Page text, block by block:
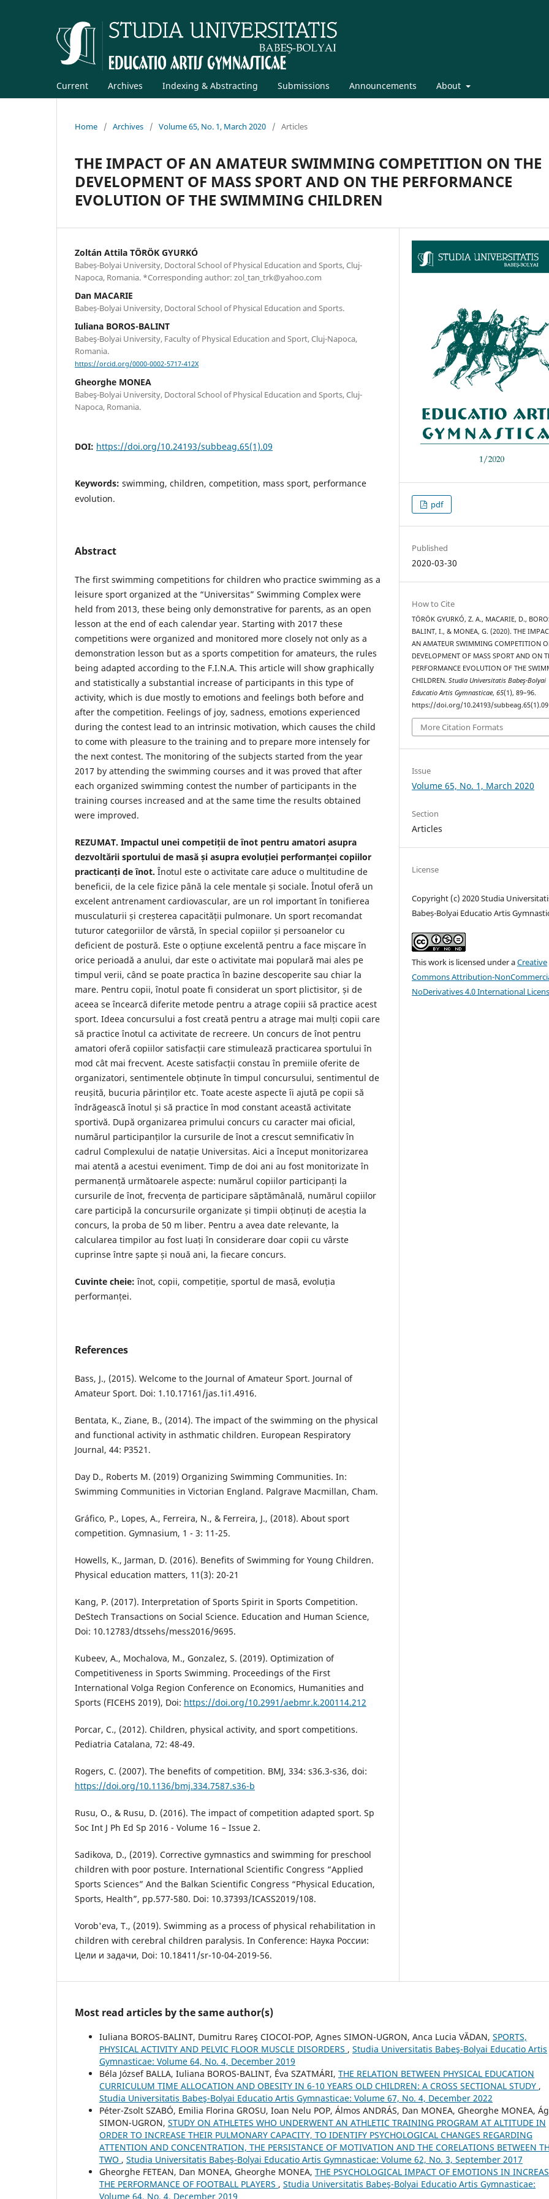
Current Archives Indexing & Abstracting Submissions Announcements About
Home / Archives / Volume 65, No. 1, March 2020 / Articles
THE IMPACT OF AN AMATEUR SWIMMING COMPETITION ON THE
DEVELOPMENT OF MASS SPORT AND ON THE PERFORMANCE
EVOLUTION OF THE SWIMMING CHILDREN
Zoltán Attila TÖRÖK GYURKÓ
Babeș-Bolyai University, Doctoral School of Physical Education and Sports, Cluj-
Napoca, Romania. *Corresponding author: zol_tan_trk@yahoo.com
Dan MACARIE
Babeș-Bolyai University, Doctoral School of Physical Education and Sports.
Iuliana BOROS-BALINT
Babeş-Bolyai University, Faculty of Physical Education and Sport, Cluj-Napoca,
Romania.
https://orcid.org/0000-0002-5717-412X
Gheorghe MONEA
Babeş-Bolyai University, Doctoral School of Physical Education and Sports, Cluj-
Napoca, Romania.
DOI: https://doi.org/10.24193/subbeag.65(1).09
Keywords: swimming, children, competition, mass sport, performance
evolution.
Abstract
The first swimming competitions for children who practice swimming as a
leisure sport organized at the “Universitas” Swimming Complex were
held from 2013, these being only demonstrative for parents, as an open
lesson at the end of each calendar year. Starting with 2017 these
competitions were organized and monitored more closely not only as a
demonstration lesson but as a sports competition for amateurs, the rules
being adapted according to the F.I.N.A. This article will show graphically
and statistically a substantial increase of participants in this type of
activity, which is due mostly to emotions and feelings both before and
after the competition. Feelings of joy, sadness, emotions experienced
during the contest lead to an intrinsic motivation, which causes the child
to come with pleasure to the training and to prepare more intensely for
the next contest. The monitoring of the subjects started from the year
2017 by attending the swimming courses and it was proved that after
each organized swimming contest the number of participants in the
training courses increased and at the same time the results obtained
were improved.
REZUMAT. Impactul unei competiții de ȋnot pentru amatori asupra
dezvoltǎrii sportului de masǎ și asupra evoluției performanței copiilor
practicanți de ȋnot. Ȋnotul este o activitate care aduce o multitudine de
beneficii, de la cele fizice până la cele mentale și sociale. Înotul oferă un
excelent antrenament cardiovascular, are un rol important în tonifierea
musculaturii și creșterea capacității pulmonare. Un sport recomandat
tuturor categoriilor de vârstă, în special copiilor și persoanelor cu
deficient de postură. Este o opțiune excelentă pentru a face mișcare în
orice perioadă a anului, dar este o activitate mai populară mai ales pe
timpul verii, când se poate practica în bazine descoperite sau chiar la
mare. Pentru copii, înotul poate fi considerat un sport plictisitor, și de
aceea se încearcă diferite metode pentru a atrage copiii să practice acest
sport. Ideea concursului a fost creată pentru a atrage mai mulți copii care
să practice înotul ca activitate de recreere. Un concurs de înot pentru
amatori oferă copiilor satisfacții care stimulează practicarea sportului în
mod cât mai frecvent. Aceste satisfacții constau în premiile oferite de
organizatori, sentimentele obținute în timpul concursului, sentimentul de
reușită, bucuria părinților etc. Toate aceste aspecte ȋi ajutǎ pe copii să
îndrăgească înotul și să practice în mod constant această activitate
sportivă. După organizarea primului concurs cu caracter mai oficial,
numărul participanților la cursurile de înot a crescut semnificativ în
cadrul Complexului de natație Universitas. Aici a început monitorizarea
mai atentă a acestui eveniment. Timp de doi ani au fost monitorizate în
permanență următoarele aspecte: numărul copiilor participanți la
cursurile de înot, frecvența de participare săptămânală, numărul copiilor
care participă la concursurile organizate și timpii obținuți de aceștia la
concurs, la proba de 50 m liber. Pentru a avea date relevante, la
calcularea timpilor au fost luați în considerare doar copii cu vârste
cuprinse între șapte și nouă ani, la fiecare concurs.
Cuvinte cheie: ȋnot, copii, competiție, sportul de masǎ, evoluția
performanței.
References
Bass, J., (2015). Welcome to the Journal of Amateur Sport. Journal of
Amateur Sport. Doi: 1.10.17161/jas.1i1.4916.
Bentata, K., Ziane, B., (2014). The impact of the swimming on the physical
and functional activity in asthmatic children. European Respiratory
Journal, 44: P3521.
Day D., Roberts M. (2019) Organizing Swimming Communities. In:
Swimming Communities in Victorian England. Palgrave Macmillan, Cham.
Gráfico, P., Lopes, A., Ferreira, N., & Ferreira, J., (2018). About sport
competition. Gymnasium, 1 - 3: 11-25.
Howells, K., Jarman, D. (2016). Benefits of Swimming for Young Children.
Physical education matters, 11(3): 20-21
Kang, P. (2017). Interpretation of Sports Spirit in Sports Competition.
DeStech Transactions on Social Science. Education and Human Science,
Doi: 10.12783/dtssehs/mess2016/9695.
Kubeev, A., Mochalova, M., Gonzalez, S. (2019). Optimization of
Competitiveness in Sports Swimming. Proceedings of the First
International Volga Region Conference on Economics, Humanities and
Sports (FICEHS 2019), Doi: https://doi.org/10.2991/aebmr.k.200114.212
Porcar, C., (2012). Children, physical activity, and sport competitions.
Pediatria Catalana, 72: 48-49.
Rogers, C. (2007). The benefits of competition. BMJ, 334: s36.3-s36, doi:
https://doi.org/10.1136/bmj.334.7587.s36-b
Rusu, O., & Rusu, D. (2016). The impact of competition adapted sport. Sp
Soc Int J Ph Ed Sp 2016 - Volume 16 – Issue 2.
Sadikova, D., (2019). Corrective gymnastics and swimming for preschool
children with poor posture. International Scientific Congress “Applied
Sports Sciences” And the Balkan Scientific Congress “Physical Education,
Sports, Health”, pp.577-580. Doi: 10.37393/ICASS2019/108.
Vorob'eva, T., (2019). Swimming as a process of physical rehabilitation in
children with cerebral children paralysis. In Conference: Наука России:
Цели и задачи, Doi: 10.18411/sr-10-04-2019-56.
pdf
Published
2020-03-30
How to Cite
TÖRÖK GYURKÓ, Z. A., MACARIE, D.,
BALINT, I., & MONEA, G. (2020). THE
AN AMATEUR SWIMMING COMPETITION
DEVELOPMENT OF MASS SPORT AND ON
PERFORMANCE EVOLUTION OF THE
CHILDREN.Studia Universitatis Babeş-Bolyai
Educatio Artis Gymnasticae,65(1), 89–96.
https://doi.org/10.24193/subbeag.65(1).09
More Citation Formats
Issue
Volume 65, No. 1, March 2020
Section
Articles
License
Copyright (c) 2020 Studia
Babeș-Bolyai Educatio Artis
This work is licensed under aCreative
Commons Attribution-
NoDerivatives 4.0 International
Most read articles by the same author(s)
Iuliana BOROS-BALINT, Dumitru Rareş CIOCOI-POP, Agnes SIMON-UGRON, Anca Lucia VĂDAN, SPORTS,
PHYSICAL ACTIVITY AND PELVIC FLOOR MUSCLE DISORDERS , Studia Universitatis Babeş-Bolyai Educatio Artis
Gymnasticae: Volume 64, No. 4, December 2019
Béla József BALLA, Iuliana BOROS-BALINT, Éva SZATMÁRI, THE RELATION BETWEEN PHYSICAL EDUCATION
CURRICULUM TIME ALLOCATION AND OBESITY IN 6-10 YEARS OLD CHILDREN: A CROSS SECTIONAL STUDY ,
Studia Universitatis Babeş-Bolyai Educatio Artis Gymnasticae: Volume 67, No. 4, December 2022
Péter-Zsolt SZABÓ, Emilia Florina GROSU, Ioan Nelu POP, Álmos ANDRÁS, Dan MONEA, Gheorghe MONEA,
SIMON-UGRON, STUDY ON ATHLETES WHO UNDERWENT AN ATHLETIC TRAINING PROGRAM AT ALTITUDE IN
ORDER TO INCREASE THEIR PULMONARY CAPACITY, TO IDENTIFY PSYCHOLOGICAL CHANGES REGARDING
ATTENTION AND CONCENTRATION, THE PERSISTANCE OF MOTIVATION AND THE CORELATIONS BETWEEN
TWO , Studia Universitatis Babeş-Bolyai Educatio Artis Gymnasticae: Volume 62, No. 3, September 2017
Gheorghe FETEAN, Dan MONEA, Gheorghe MONEA, THE PSYCHOLOGICAL IMPACT OF EMOTIONS IN
THE PERFORMANCE OF FOOTBALL PLAYERS , Studia Universitatis Babeş-Bolyai Educatio Artis Gymnasticae:
Volume 64, No. 4, December 2019